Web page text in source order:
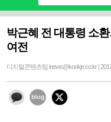
박근혜 전 대통령 소
여전
디지털콘텐츠팀 inews@kookje.co.kr |